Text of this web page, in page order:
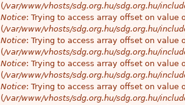
(/var/www/vhosts/sdg.org.hu/sdg.org.hu/
Notice: Trying to access array offset on value
(/var/www/vhosts/sdg.org.hu/sdg.org.hu/
Notice: Trying to access array offset on value
(/var/www/vhosts/sdg.org.hu/sdg.org.hu/
Notice: Trying to access array offset on value
(/var/www/vhosts/sdg.org.hu/sdg.org.hu/
Notice: Trying to access array offset on value
(/var/www/vhosts/sdg.org.hu/sdg.org.hu/